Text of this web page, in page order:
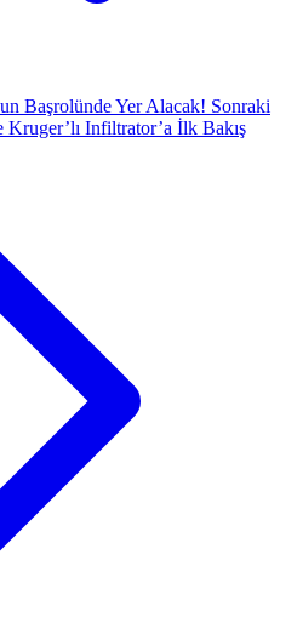
Başrolünde Yer Alacak! Sonraki
Infiltrator’a İlk Bakış